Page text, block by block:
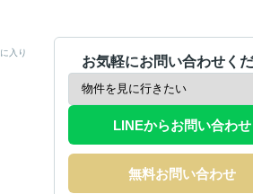
入り
お気軽にお問い合わせく
LINEからお問い合わせ
無料お問い合わせ